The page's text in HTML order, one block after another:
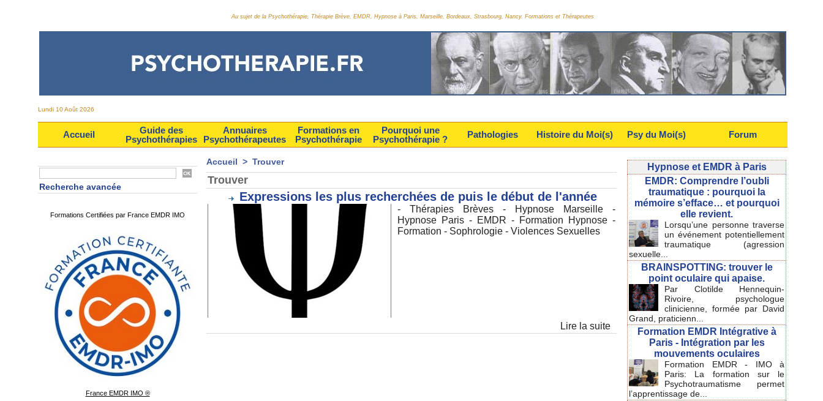
Au sujet de la Psychothérapie, Thérapie Brève, EMDR, Hypnose à Paris, Marseille, Bordeaux, Strasbourg, Nancy. Formations et Thérapeutes
Lundi 10 Août 2026
Accueil
Guide des
Psychothérapies
Annuaires
Psychothérapeutes
Formations en
Psychothérapie
Pourquoi une
Psychothérapie ?
Pathologies Histoire du Moi(s) Psy du Moi(s) Forum
Recherche avancée
Formations Certifiées par France EMDR IMO
France EMDR IMO ®
Accueil > Trouver
Trouver
Expressions les plus recherchées de puis le début de l'année
- Thérapies Brèves - Hypnose Marseille -
Hypnose Paris - EMDR - Formation Hypnose -
Formation - Sophrologie - Violences Sexuelles
Lire la suite
Hypnose et EMDR à Paris
EMDR: Comprendre l’oubli
traumatique : pourquoi la
mémoire s’efface… et pourquoi
elle revient.
Lorsqu’une personne traverse
un événement potentiellement
traumatique (agression
sexuelle...
BRAINSPOTTING: trouver le
point oculaire qui apaise.
Par Clotilde Hennequin-
Rivoire, psychologue
clinicienne, formée par David
Grand, praticienn...
Formation EMDR Intégrative à
Paris - Intégration par les
mouvements oculaires
Formation EMDR - IMO à
Paris: La formation sur le
Psychotraumatisme permet
l’apprentissage de...